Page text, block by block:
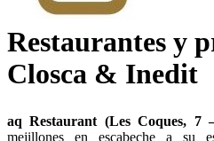
Restaurantes y
Closca & Inedit
aq Restaurant (Les Coques, 7
mejillones en escabeche a su